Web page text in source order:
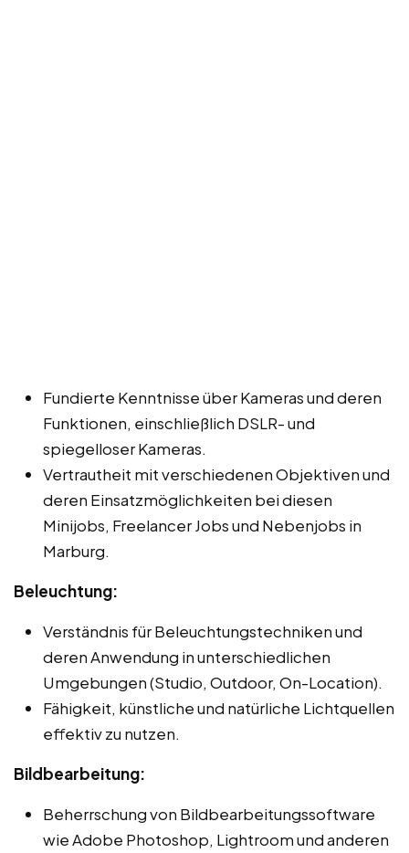
Fundierte Kenntnisse über Kameras und deren
Funktionen, einschließlich DSLR- und
spiegelloser Kameras.
Vertrautheit mit verschiedenen Objektiven und
deren Einsatzmöglichkeiten bei diesen
Minijobs, Freelancer Jobs und Nebenjobs in
Marburg.
Beleuchtung:
Verständnis für Beleuchtungstechniken und
deren Anwendung in unterschiedlichen
Umgebungen (Studio, Outdoor, On-Location).
Fähigkeit, künstliche und natürliche Lichtquellen
effektiv zu nutzen.
Bildbearbeitung:
Beherrschung von Bildbearbeitungssoftware
wie Adobe Photoshop, Lightroom und anderen